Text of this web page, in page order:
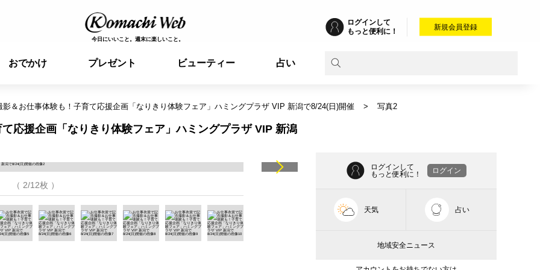
今日にいいこと。週末に楽しいこと。
ログインして
もっと便利に！
新規会員登録
おでかけ プレゼント ビューティー 占い
影＆お仕事体験も！子育て応援企画「なりきり体験フェア」ハミングプラザ VIP 新潟で8/24(日)開催 写真2
応援企画「なりきり体験フェア」ハミングプラザ VIP 新潟
（ 2/12枚 ）
ログインして
もっと便利に！
ログイン
天気 占い
地域安全ニュース